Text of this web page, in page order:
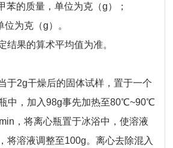
的质量，单位为克（g）；
为克（g）。
结果的算术平均值为准。
于2g干燥后的固体试样，置于一个
中，加入98g事先加热至80℃~90℃
，将离心瓶置于冰浴中，使溶液
将溶液调整至100g。离心去除混入